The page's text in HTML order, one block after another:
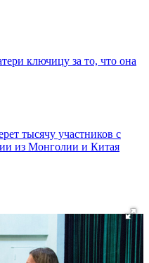
ключицу за то, что она
тысячу участников с
из Монголии и Китая